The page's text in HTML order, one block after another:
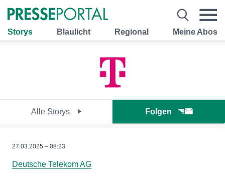
Storys Blaulicht Regional Meine Abos
Alle Storys Folgen
27.03.2025 – 08:23
Deutsche Telekom AG